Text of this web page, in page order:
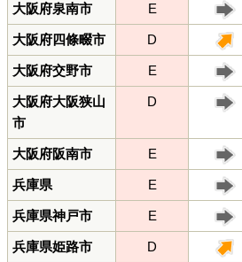
大阪府泉南市 E
大阪府四條畷市 D
大阪府交野市 E
大阪府大阪狭山
市
D
大阪府阪南市 E
兵庫県 E
兵庫県神戸市 E
兵庫県姫路市 D